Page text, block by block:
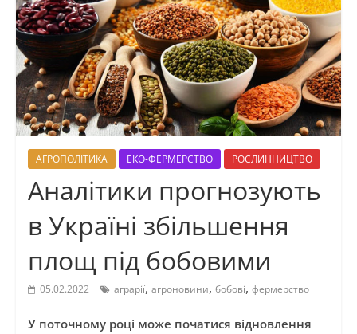
АГРОПОЛІТИКА ЕКО-ФЕРМЕРСТВО РОСЛИННИЦТВО
Аналітики прогнозують
в Україні збільшення
площ під бобовими
05.02.2022 аграрії, агроновини, бобові, фермерство
У поточному році може початися відновлення